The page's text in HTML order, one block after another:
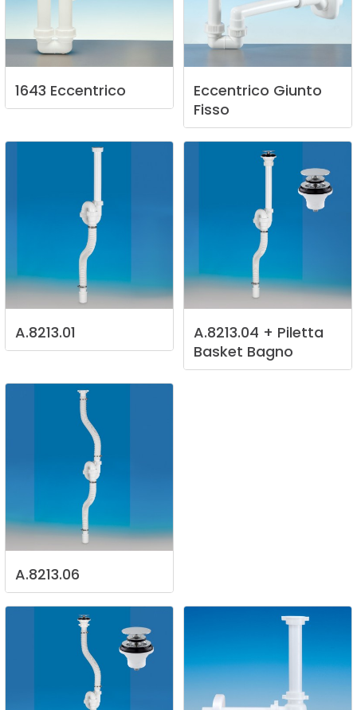
1643 Eccentrico Eccentrico Giunto
Fisso
A.8213.01 A.8213.04 + Piletta
Basket Bagno
A.8213.06